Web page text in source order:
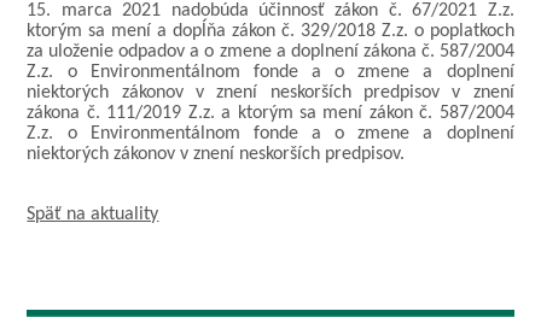
15. marca 2021 nadobúda účinnosť zákon č. 67/2021 Z.z.
ktorým sa mení a dopĺňa zákon č. 329/2018 Z.z. o poplatkoch
za uloženie odpadov a o zmene a doplnení zákona č. 587/2004
Z.z. o Environmentálnom fonde a o zmene a doplnení
niektorých zákonov v znení neskorších predpisov v znení
zákona č. 111/2019 Z.z. a ktorým sa mení zákon č. 587/2004
Z.z. o Environmentálnom fonde a o zmene a doplnení
niektorých zákonov v znení neskorších predpisov.
Späť na aktuality